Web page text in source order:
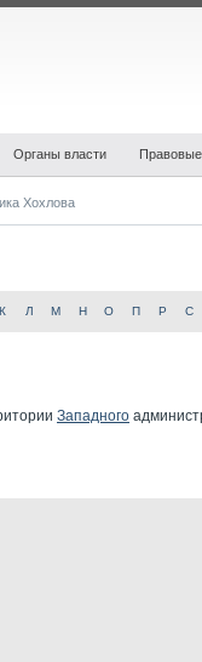
Органы власти
Хохлова
К Л М Н О П Р С
Западного